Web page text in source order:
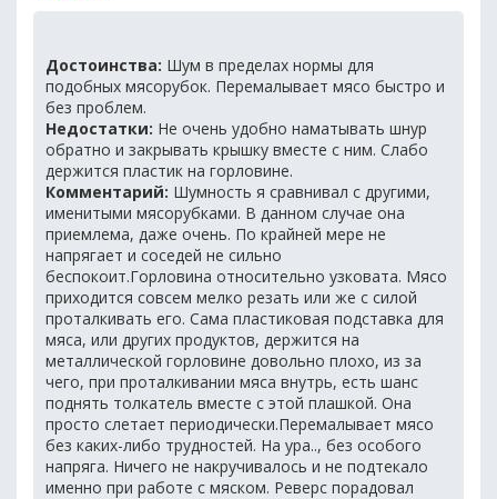
Достоинства: Шум в пределах нормы для
подобных мясорубок. Перемалывает мясо быстро и
без проблем.
Недостатки: Не очень удобно наматывать шнур
обратно и закрывать крышку вместе с ним. Слабо
держится пластик на горловине.
Комментарий: Шумность я сравнивал с другими,
именитыми мясорубками. В данном случае она
приемлема, даже очень. По крайней мере не
напрягает и соседей не сильно
беспокоит.Горловина относительно узковата. Мясо
приходится совсем мелко резать или же с силой
проталкивать его. Сама пластиковая подставка для
мяса, или других продуктов, держится на
металлической горловине довольно плохо, из за
чего, при проталкивании мяса внутрь, есть шанс
поднять толкатель вместе с этой плашкой. Она
просто слетает периодически.Перемалывает мясо
без каких-либо трудностей. На ура.., без особого
напряга. Ничего не накручивалось и не подтекало
именно при работе с мяском. Реверс порадовал